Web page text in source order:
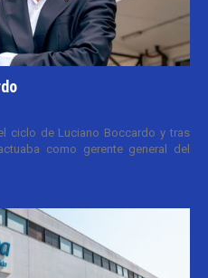
ciclo de Luciano Boccardo y tras
como gerente general del